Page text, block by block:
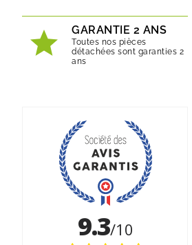
GARANTIE 2 ANS
Toutes nos pièces
détachées sont garanties 2
ans